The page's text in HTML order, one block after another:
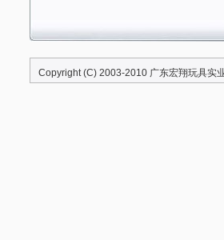
Copyright (C) 2003-2010 广东宏翔玩具实